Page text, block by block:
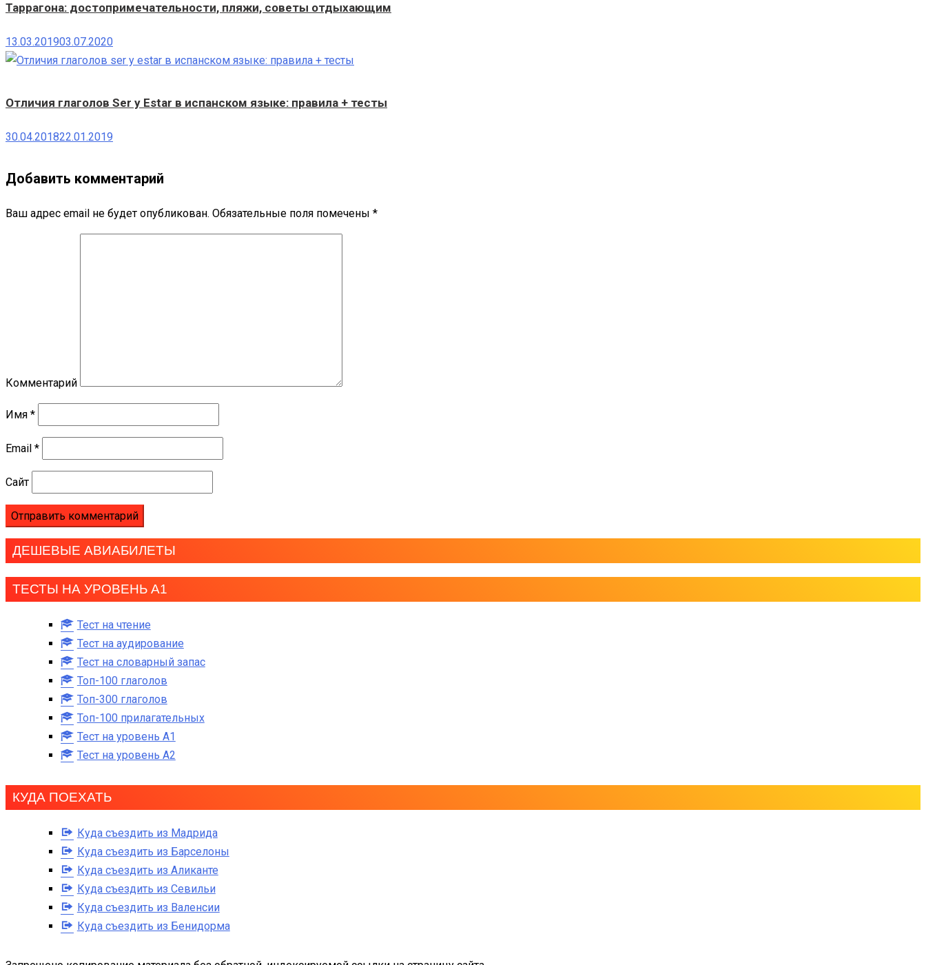
Таррагона: достопримечательности, пляжи, советы отдыхающим
13.03.201903.07.2020
Отличия глаголов Ser y Estar в испанском языке: правила + тесты
30.04.201822.01.2019
Добавить комментарий
Ваш адрес email не будет опубликован. Обязательные поля помечены *
Комментарий
Имя *
Email *
Сайт
ДЕШЕВЫЕ АВИАБИЛЕТЫ
ТЕСТЫ НА УРОВЕНЬ А1
Тест на чтение
Тест на аудирование
Тест на словарный запас
Топ-100 глаголов
Топ-300 глаголов
Топ-100 прилагательных
Тест на уровень A1
Тест на уровень A2
КУДА ПОЕХАТЬ
Куда съездить из Мадрида
Куда съездить из Барселоны
Куда съездить из Аликанте
Куда съездить из Севильи
Куда съездить из Валенсии
Куда съездить из Бенидорма